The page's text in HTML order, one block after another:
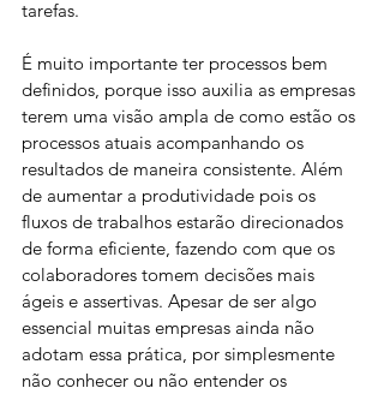
tarefas.
É muito importante ter processos bem
definidos, porque isso auxilia as empresas
terem uma visão ampla de como estão os
processos atuais acompanhando os
resultados de maneira consistente. Além
de aumentar a produtividade pois os
fluxos de trabalhos estarão direcionados
de forma eficiente, fazendo com que os
colaboradores tomem decisões mais
ágeis e assertivas. Apesar de ser algo
essencial muitas empresas ainda não
adotam essa prática, por simplesmente
não conhecer ou não entender os